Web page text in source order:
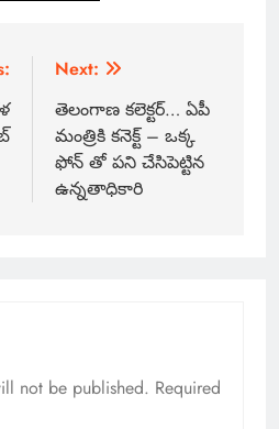
Next:
తెలంగాణ కలెక్టర్… ఏపీ
మంత్రికి కనెక్ట్ – ఒక్క
ఫోన్ తో పని చేసిపెట్టిన
ఉన్నతాధికారి
not be published. Required